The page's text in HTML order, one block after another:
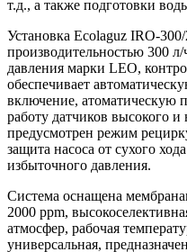
т.д., а также подготовки
Установка Ecolaguz IRO-
производительностью 300
давления марки LEO,
обеспечивает
включение, атоматическую
работу датчиков высокого
предусмотрен режим
защита насоса от сухого
избыточного давления.
Система оснащена
2000 ppm,
атмосфер, рабочая
универсальная,